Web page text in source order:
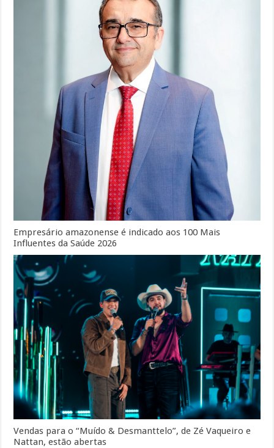
Empresário amazonense é indicado aos 100 Mais
Influentes da Saúde 2026
Vendas para o “Muído & Desmanttelo”, de Zé Vaqueiro e
Nattan, estão abertas